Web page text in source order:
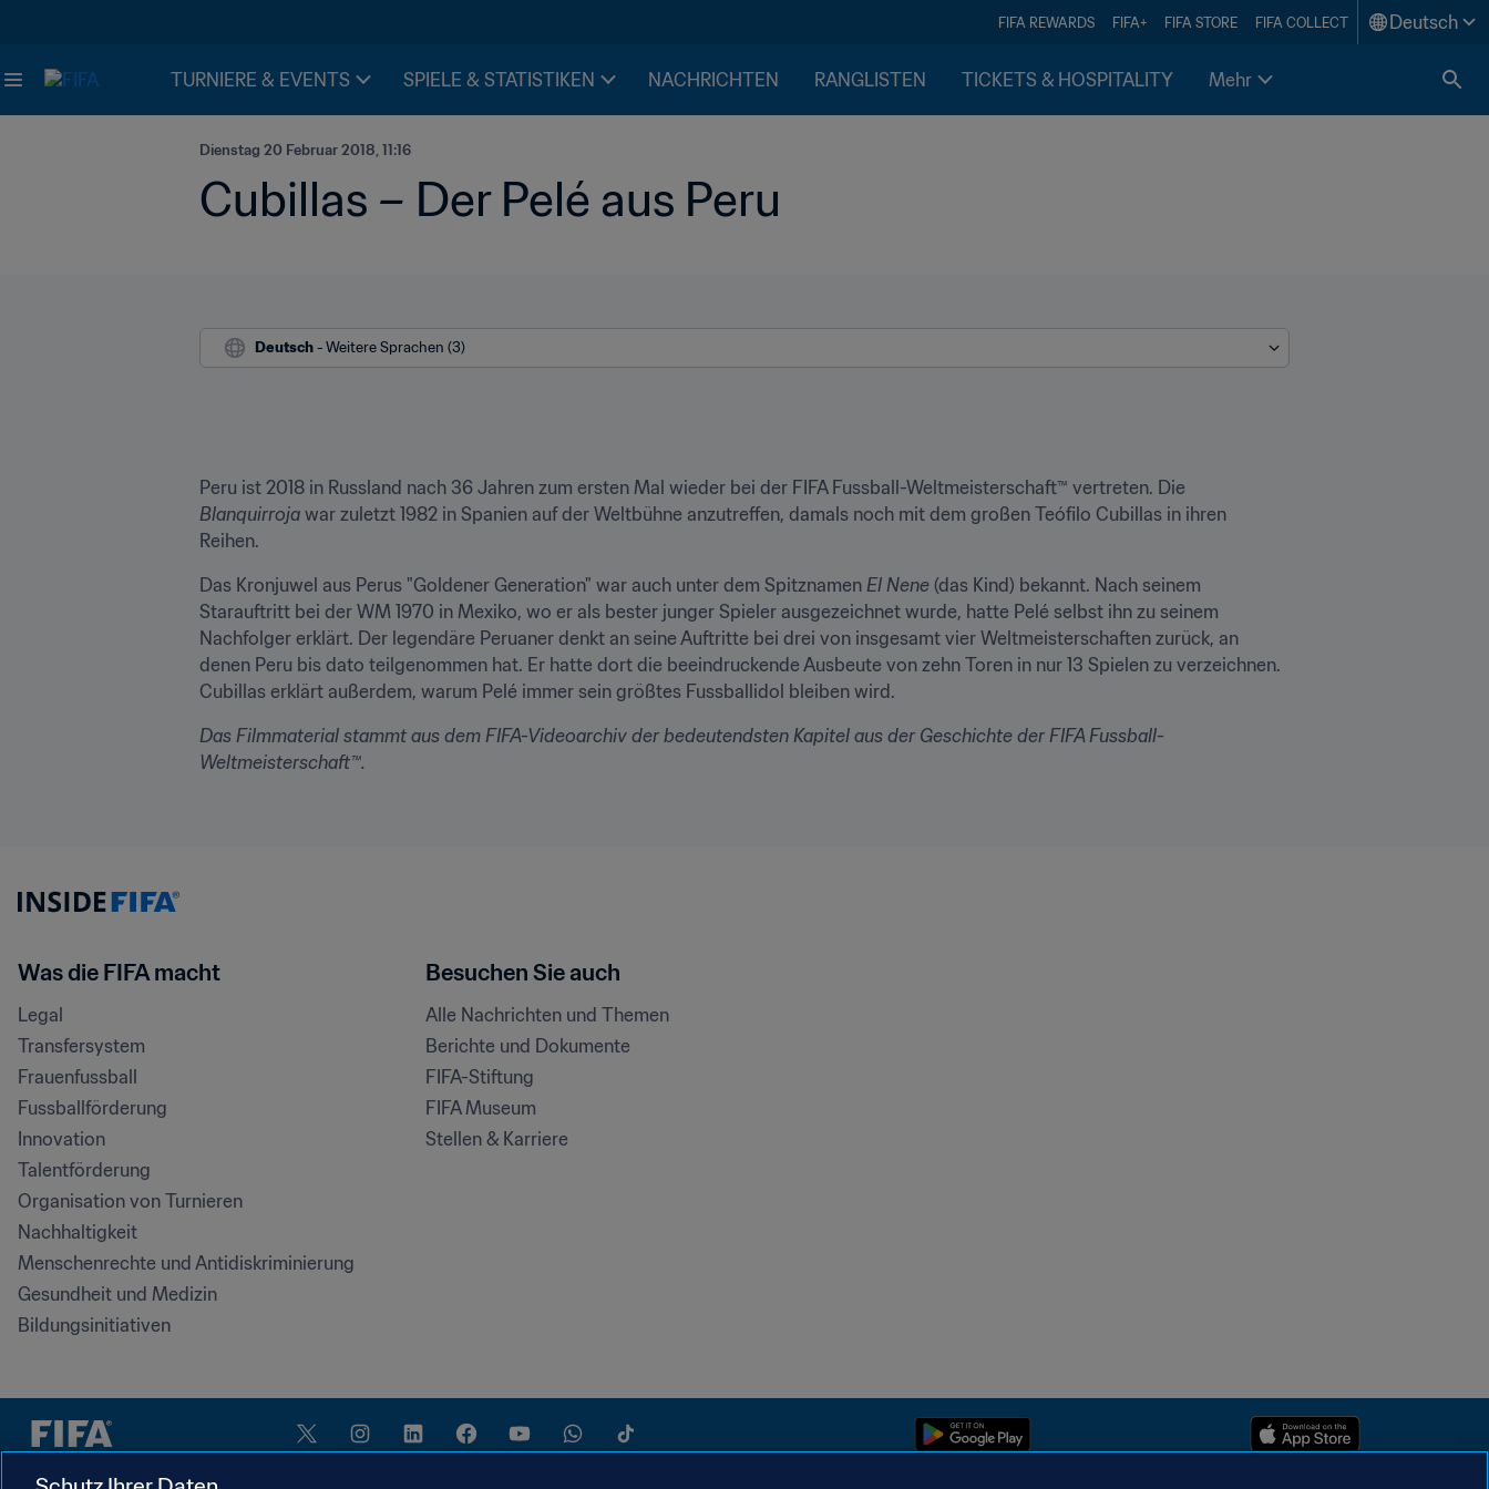
FIFA REWARDS FIFA+ FIFA STORE FIFA COLLECT Deutsch
TURNIERE & EVENTS SPIELE & STATISTIKEN NACHRICHTEN RANGLISTEN TICKETS & HOSPITALITY Mehr
Dienstag 20 Februar 2018, 11:16
Cubillas – Der Pelé aus Peru
Deutsch - Weitere Sprachen (3)
Blanquirroja war zuletzt 1982 in Spanien auf der Weltbühne anzutreffen, damals noch mit dem großen Teófilo Cubillas in ihren
Reihen.
Das Kronjuwel aus Perus "Goldener Generation" war auch unter dem Spitznamen El Nene (das Kind) bekannt. Nach seinem
Starauftritt bei der WM 1970 in Mexiko, wo er als bester junger Spieler ausgezeichnet wurde, hatte Pelé selbst ihn zu seinem
Nachfolger erklärt. Der legendäre Peruaner denkt an seine Auftritte bei drei von insgesamt vier Weltmeisterschaften zurück, an
denen Peru bis dato teilgenommen hat. Er hatte dort die beeindruckende Ausbeute von zehn Toren in nur 13 Spielen zu verzeichnen.
Cubillas erklärt außerdem, warum Pelé immer sein größtes Fussballidol bleiben wird.
Das Filmmaterial stammt aus dem FIFA-Videoarchiv der bedeutendsten Kapitel aus der Geschichte der FIFA Fussball-
Weltmeisterschaft™.
Was die FIFA macht
Legal
Transfersystem
Frauenfussball
Fussballförderung
Innovation
Talentförderung
Organisation von Turnieren
Nachhaltigkeit
Menschenrechte und Antidiskriminierung
Gesundheit und Medizin
Bildungsinitiativen
Besuchen Sie auch
Alle Nachrichten und Themen
Berichte und Dokumente
FIFA-Stiftung
FIFA Museum
Stellen & Karriere